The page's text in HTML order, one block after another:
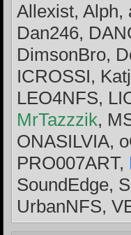
Allexist, Alph,
Dan246,
DimsonBro,
ICROSSI,
LEO4NFS,
MrTazzzik,
ONASILVIA,
PRO007ART,
SoundEdge,
UrbanNFS,